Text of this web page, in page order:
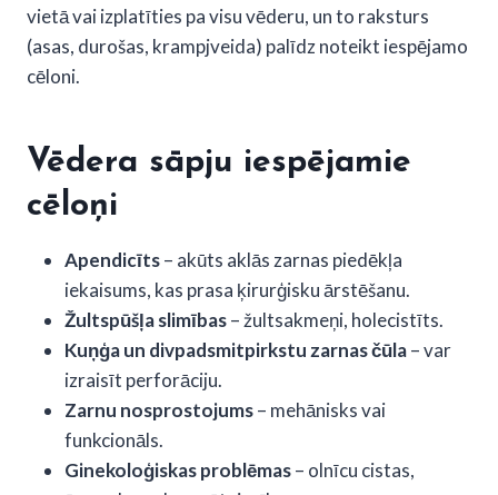
vietā vai izplatīties pa visu vēderu, un to raksturs
(asas, durošas, krampjveida) palīdz noteikt iespējamo
cēloni.
Vēdera sāpju iespējamie
cēloņi
Apendicīts– akūts aklās zarnas piedēkļa
iekaisums, kas prasa ķirurģisku ārstēšanu.
Žultspūšļa slimības– žultsakmeņi, holecistīts.
Kuņģa un divpadsmitpirkstu zarnas čūla– var
izraisīt perforāciju.
Zarnu nosprostojums– mehānisks vai
funkcionāls.
Ginekoloģiskas problēmas– olnīcu cistas,